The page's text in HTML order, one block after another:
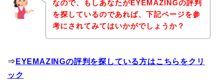
なので、もしあなたがEYEMAZINGの評判
を探しているのであれば、下記ページを参
考にされてみてはいかがでしょうか？
⇒ EYEMAZINGの評判を探している方はこちらをクリ
ック